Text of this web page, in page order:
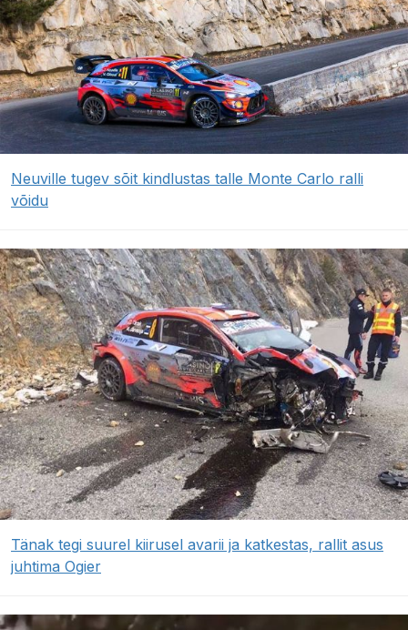
Neuville tugev sõit kindlustas talle Monte Carlo ralli
võidu
Tänak tegi suurel kiirusel avarii ja katkestas, rallit asus
juhtima Ogier